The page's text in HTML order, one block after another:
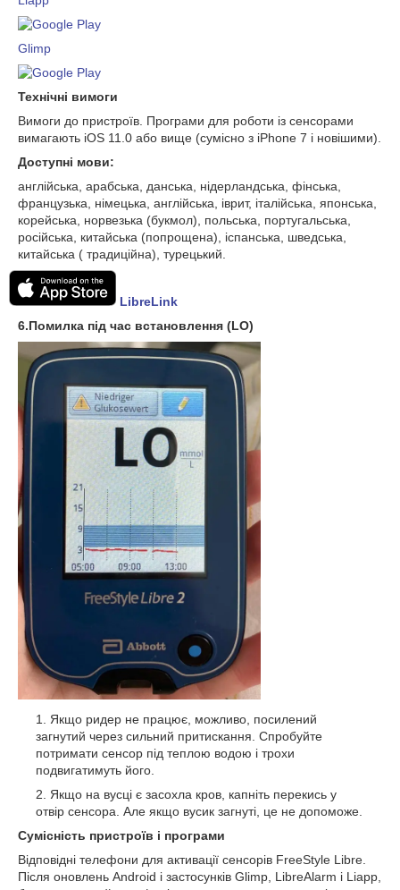
Glimp
Технічні вимоги
Вимоги до пристроїв. Програми для роботи із сенсорами
вимагають iOS 11.0 або вище (сумісно з iPhone 7 і новішими).
Доступні мови:
англійська, арабська, данська, нідерландська, фінська,
французька, німецька, англійська, іврит, італійська, японська,
корейська, норвезька (букмол), польська, португальська,
російська, китайська (попрощена), іспанська, шведська,
китайська ( традиційна), турецький.
LibreLink
6.Помилка під час встановлення (LO)
Якщо ридер не працює, можливо, посилений
загнутий через сильний притискання. Спробуйте
потримати сенсор під теплою водою і трохи
подвигатимуть його.
Якщо на вусці є засохла кров, капніть перекись у
отвір сенсора. Але якщо вусик загнуті, це не допоможе.
Сумісність пристроїв і програми
Відповідні телефони для активації сенсорів FreeStyle Libre.
Після оновлень Android і застосунків Glimp, LibreAlarm і Liapp,